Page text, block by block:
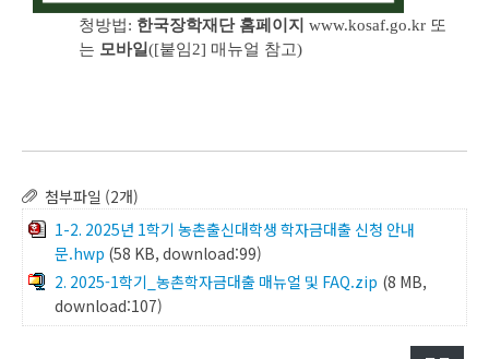
청방법: 한국장학재단 홈페이지 www.kosaf.go.kr 또
는 모바일([붙임2] 매뉴얼 참고)
첨부파일 (2개)
1-2. 2025년 1학기 농촌출신대학생 학자금대출 신청 안내
문.hwp (58 KB, download:99)
2. 2025-1학기_농촌학자금대출 매뉴얼 및 FAQ.zip (8 MB,
download:107)